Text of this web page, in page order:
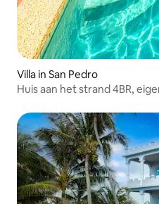
Villa in San Pedro
Huis aan het strand 4BR,